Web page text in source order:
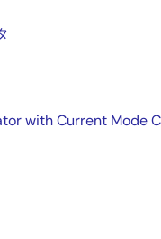
with Current Mode